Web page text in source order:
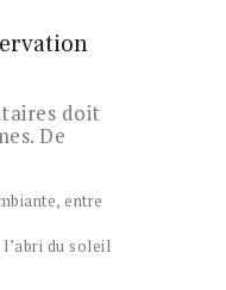
doit
De
entre
l’abri du soleil